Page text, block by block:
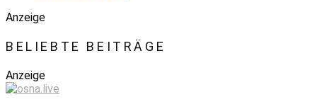
Anzeige
BELIEBTE BEITRÄGE
Anzeige